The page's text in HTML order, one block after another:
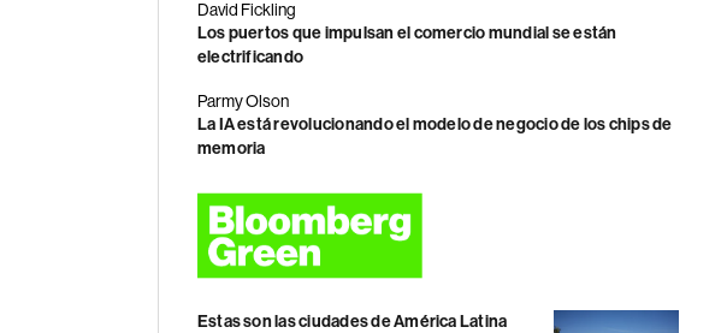
David Fickling
Los puertos que impulsan el comercio mundial se están
electrificando
Parmy Olson
La IA está revolucionando el modelo de negocio de los chips de
memoria
Estas son las ciudades de América Latina